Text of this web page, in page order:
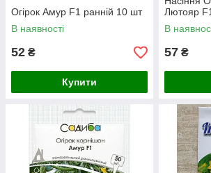
Огірок Амур F1 ранній 10 шт
В наявності
52 ₴
Купити
Лютояр
В
57 ₴